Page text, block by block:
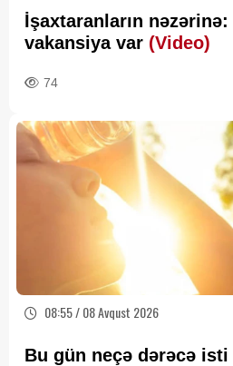
İşaxtaranların
vakansiya var (Video)
74
08:55 / 08 Avqust 2026
Bu gün neçə dərəcə isti